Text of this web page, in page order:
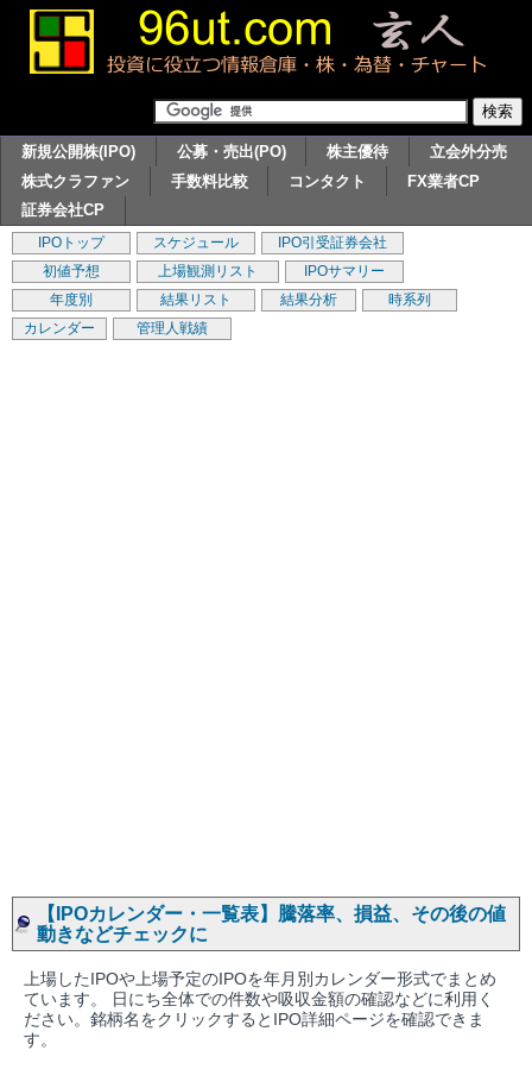
新規公開株(IPO) 公募・売出(PO) 株主優待
立会外分売
株式クラファン
手数料比較 コンタクト
FX業者CP
証券会社CP
IPOトップ スケジュール
IPO引受証券会社
初値予想
上場観測リスト
IPOサマリー
年度別
結果リスト 結果分析
時系列
カレンダー
管理人戦績
【IPOカレンダー・一覧表】騰落率、損益、その後の値
動きなどチェックに
上場したIPOや上場予定のIPOを年月別カレンダー形式でまとめ
ています。 日にち全体での件数や吸収金額の確認などに利用く
ださい。銘柄名をクリックするとIPO詳細ページを確認できま
す。